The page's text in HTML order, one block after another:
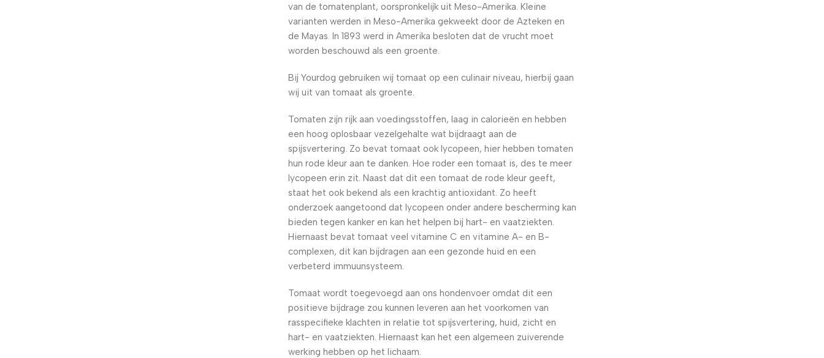
van de tomatenplant, oorspronkelijk uit Meso-Amerika. Kleine
varianten werden in Meso-Amerika gekweekt door de Azteken en
de Mayas. In 1893 werd in Amerika besloten dat de vrucht moet
worden beschouwd als een groente.
Bij Yourdog gebruiken wij tomaat op een culinair niveau, hierbij gaan
wij uit van tomaat als groente.
Tomaten zijn rijk aan voedingsstoffen, laag in calorieën en hebben
een hoog oplosbaar vezelgehalte wat bijdraagt aan de
spijsvertering. Zo bevat tomaat ook lycopeen, hier hebben tomaten
hun rode kleur aan te danken. Hoe roder een tomaat is, des te meer
lycopeen erin zit. Naast dat dit een tomaat de rode kleur geeft,
staat het ook bekend als een krachtig antioxidant. Zo heeft
onderzoek aangetoond dat lycopeen onder andere bescherming kan
bieden tegen kanker en kan het helpen bij hart- en vaatziekten.
Hiernaast bevat tomaat veel vitamine C en vitamine A- en B-
complexen, dit kan bijdragen aan een gezonde huid en een
verbeterd immuunsysteem.
Tomaat wordt toegevoegd aan ons hondenvoer omdat dit een
positieve bijdrage zou kunnen leveren aan het voorkomen van
rasspecifieke klachten in relatie tot spijsvertering, huid, zicht en
hart- en vaatziekten. Hiernaast kan het een algemeen zuiverende
werking hebben op het lichaam.